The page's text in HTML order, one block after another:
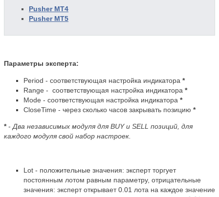
Pusher MT4
Pusher MT5
Параметры эксперта:
Period - соответствующая настройка индикатора *
Range - соответствующая настройка индикатора *
Mode - соответствующая настройка индикатора *
CloseTime - через сколько часов закрывать позицию *
*-Два независимых модуля для BUY и SELL позиций, для
каждого модуля свой набор настроек.
Lot - положительные значения: эксперт торгует
постоянным лотом равным параметру, отрицательные
значения: эксперт открывает 0.01 лота на каждое значение